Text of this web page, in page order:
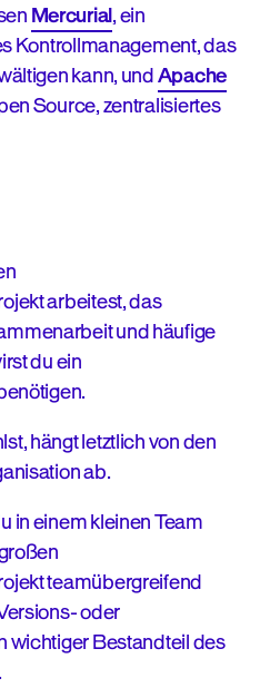
Mercurial, ein
Kontrollmanagement, das
kann, undApache
Source, zentralisiertes
arbeitest, das
und häufige
du ein
hängt letztlich von den
ab.
in einem kleinen Team
teamübergreifend
oder
wichtiger Bestandteil des